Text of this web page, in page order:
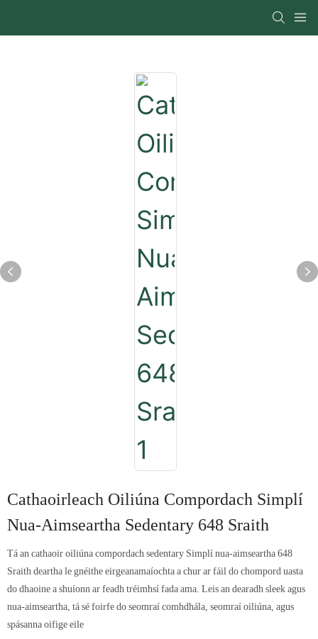
Cathaoirleach Oiliúna Compordach Simplí
Nua-Aimseartha Sedentary 648 Sraith
Tá an cathaoir oiliúna compordach sedentary Simplí nua-aimseartha 648
Sraith deartha le gnéithe eirgeanamaíochta a chur ar fáil do chompord uasta
do dhaoine a shuíonn ar feadh tréimhsí fada ama. Leis an dearadh sleek agus
nua-aimseartha, tá sé foirfe do seomraí comhdhála, seomraí oiliúna, agus
spásanna oifige eile